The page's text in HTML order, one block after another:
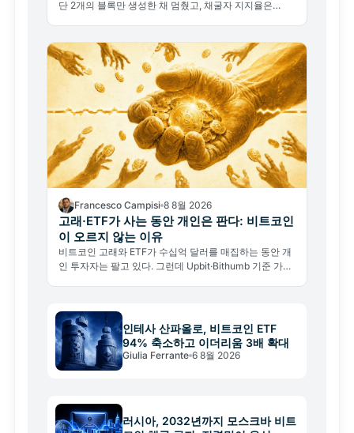
단 2개의 블록만 생성한 채 멈췄고, 채굴자 지지율은
Francesco Campisi 8 8월 2026
고래·ETF가 사는 동안 개인은 판다: 비트코인
이 오르지 않는 이유
비트코인 고래와 ETF가 수십억 달러를 매집하는 동안 개
인 투자자는 팔고 있다. 그런데 Upbit·Bithumb 기준 가격
인테사 산파올로, 비트코인 ETF
94% 축소하고 이더리움 3배 확대
Giulia Ferrante 6 8월 2026
러시아, 2032년까지 모스크바 비트